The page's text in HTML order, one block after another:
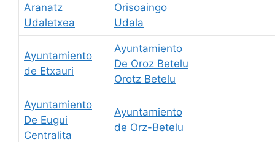
Aranatz
Udaletxea
Orisoaingo
Udala
Ayuntamiento
de Etxauri
Ayuntamiento
De Oroz Betelu
Orotz Betelu
Ayuntamiento
De Eugui
Centralita
Ayuntamiento
de Orz-Betelu